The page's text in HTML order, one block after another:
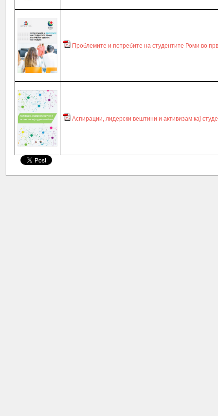
Проблемите и потребите на студентите Роми во
Аспирации, лидерски вештини и активизам кај